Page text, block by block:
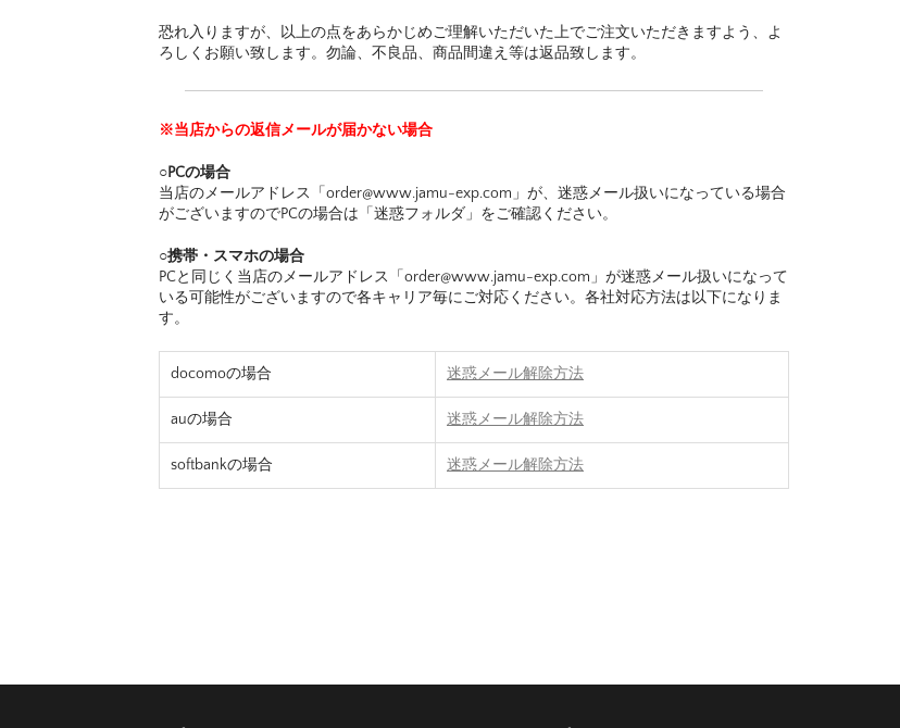
恐れ入りますが、以上の点をあらかじめご理解いただいた上でご注文いただきますよう、よ
ろしくお願い致します。勿論、不良品、商品間違え等は返品致します。
※当店からの返信メールが届かない場合
○PCの場合
当店のメールアドレス「order@www.jamu-exp.com」が、迷惑メール扱いになっている場合
がございますのでPCの場合は「迷惑フォルダ」をご確認ください。
○携帯・スマホの場合
PCと同じく当店のメールアドレス「order@www.jamu-exp.com」が迷惑メール扱いになって
いる可能性がございますので各キャリア毎にご対応ください。各社対応方法は以下になりま
す。
docomoの場合 迷惑メール解除方法
auの場合 迷惑メール解除方法
softbankの場合 迷惑メール解除方法